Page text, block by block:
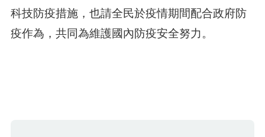
科技防疫措施，也請全民於疫情期間配合政府防
疫作為，共同為維護國內防疫安全努力。